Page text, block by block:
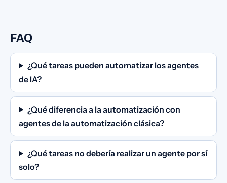
FAQ
¿Qué tareas pueden automatizar los agentes
de IA?
¿Qué diferencia a la automatización con
agentes de la automatización clásica?
¿Qué tareas no debería realizar un agente por sí
solo?